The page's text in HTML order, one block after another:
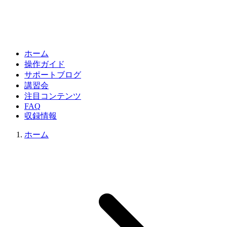
ホーム
操作ガイド
サポートブログ
講習会
注目コンテンツ
FAQ
収録情報
ホーム